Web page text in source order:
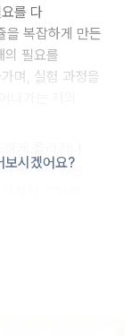
를 다
을 복잡하게 만든
의 필요를
며, 실험 과정을
통하지 않는
보시겠어요?